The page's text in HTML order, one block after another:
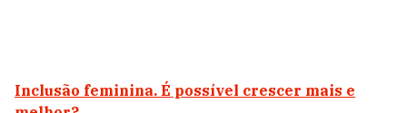
Inclusão feminina. É possível crescer mais e